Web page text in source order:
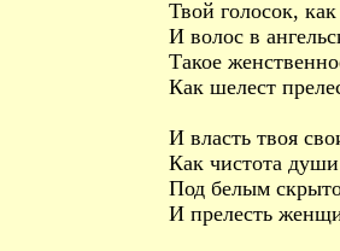
Твой голосок,
И волос в
Такое
Как шелест
И власть твоя
Как чистота
Под белым
И прелесть